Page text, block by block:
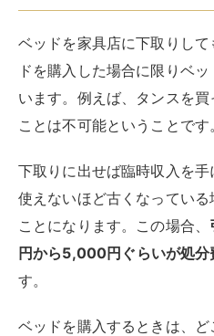
ベッドを家具店に下取りし
ドを購入した場合に限りベ
います。例えば、タンスを
ことは不可能ということです
下取りに出せば臨時収入を手
使えないほど古くなってい
ことになります。この場合、
円から5,000円ぐらいが処分
す。
ベッドを購入するときは、